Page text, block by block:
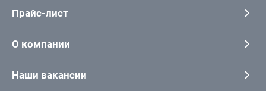
Прайс-лист
О компании
Наши вакансии